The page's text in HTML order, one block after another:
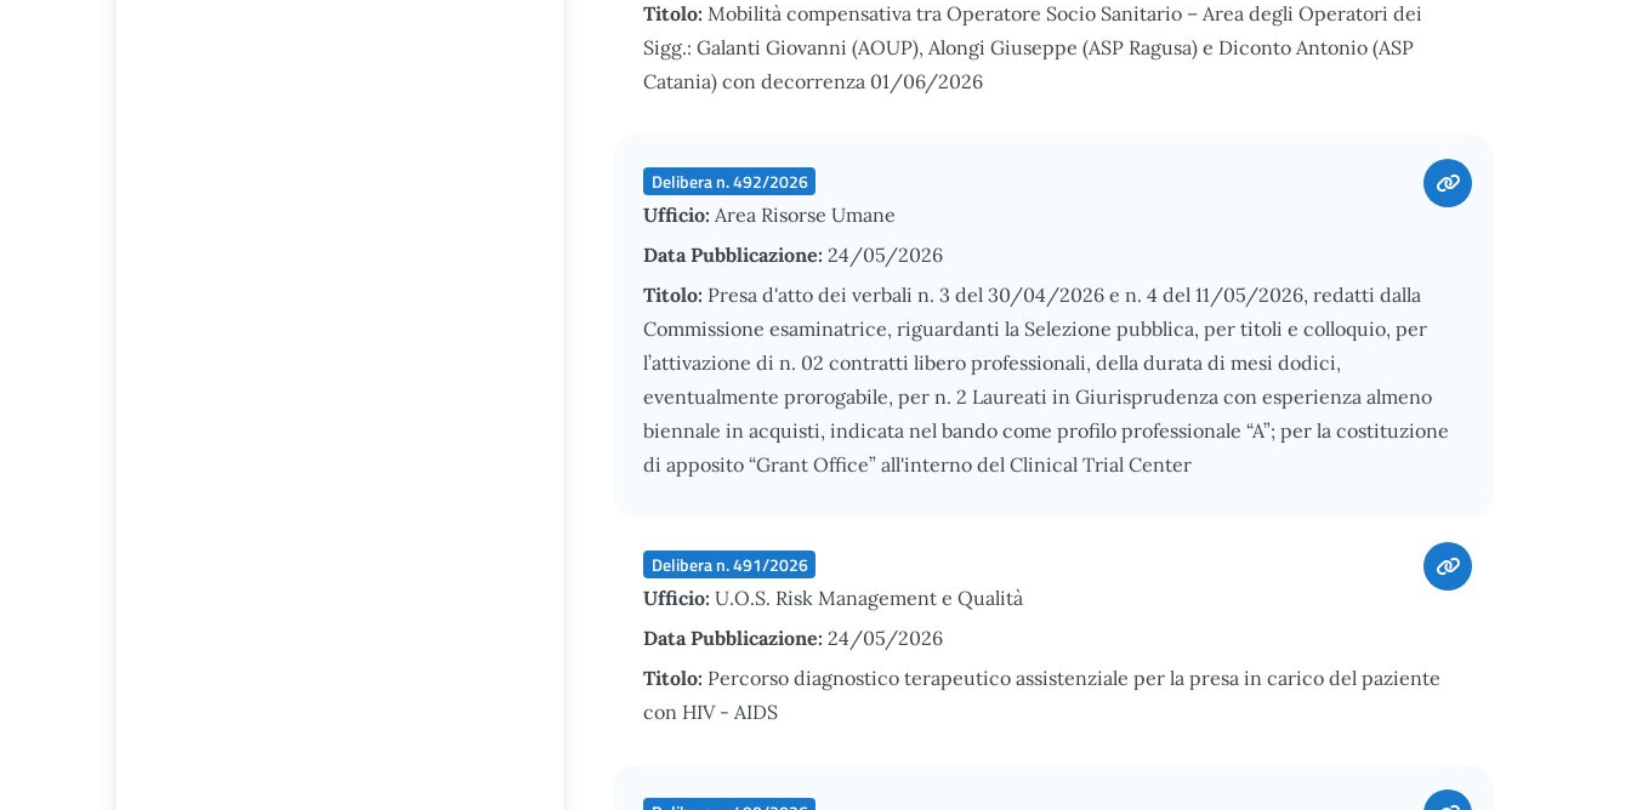
Titolo: Mobilità compensativa tra Operatore Socio Sanitario – Area degli Operatori dei
Sigg.: Galanti Giovanni (AOUP), Alongi Giuseppe (ASP Ragusa) e Diconto Antonio (ASP
Catania) con decorrenza 01/06/2026
Delibera n. 492/2026
Ufficio: Area Risorse Umane
Data Pubblicazione: 24/05/2026
Titolo: Presa d'atto dei verbali n. 3 del 30/04/2026 e n. 4 del 11/05/2026, redatti dalla
Commissione esaminatrice, riguardanti la Selezione pubblica, per titoli e colloquio, per
l’attivazione di n. 02 contratti libero professionali, della durata di mesi dodici,
eventualmente prorogabile, per n. 2 Laureati in Giurisprudenza con esperienza almeno
biennale in acquisti, indicata nel bando come profilo professionale “A”; per la costituzione
di apposito “Grant Office” all'interno del Clinical Trial Center
Delibera n. 491/2026
Ufficio: U.O.S. Risk Management e Qualità
Data Pubblicazione: 24/05/2026
Titolo: Percorso diagnostico terapeutico assistenziale per la presa in carico del paziente
con HIV - AIDS